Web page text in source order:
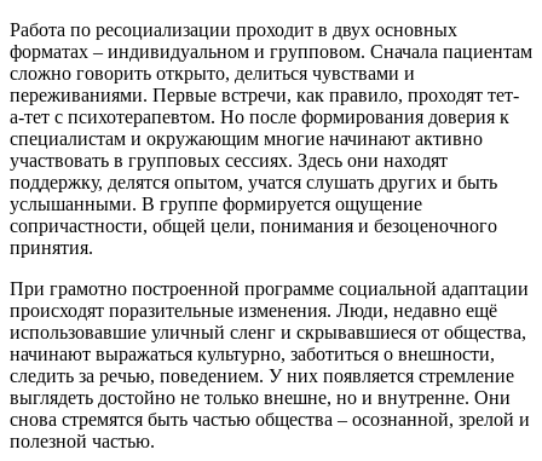
Работа по ресоциализации проходит в двух основных
форматах – индивидуальном и групповом. Сначала пациентам
сложно говорить открыто, делиться чувствами и
переживаниями. Первые встречи, как правило, проходят тет-
а-тет с психотерапевтом. Но после формирования доверия к
специалистам и окружающим многие начинают активно
участвовать в групповых сессиях. Здесь они находят
поддержку, делятся опытом, учатся слушать других и быть
услышанными. В группе формируется ощущение
сопричастности, общей цели, понимания и безоценочного
принятия.
При грамотно построенной программе социальной адаптации
происходят поразительные изменения. Люди, недавно ещё
использовавшие уличный сленг и скрывавшиеся от общества,
начинают выражаться культурно, заботиться о внешности,
следить за речью, поведением. У них появляется стремление
выглядеть достойно не только внешне, но и внутренне. Они
снова стремятся быть частью общества – осознанной, зрелой и
полезной частью.